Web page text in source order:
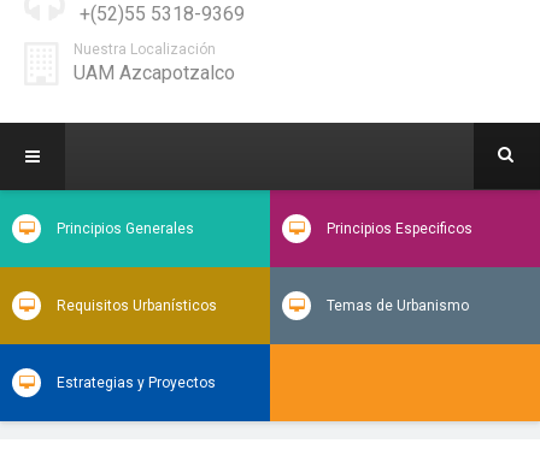
+(52)55 5318-9369
Nuestra Localización
UAM Azcapotzalco
Principios Generales Principios Especificos
Requisitos Urbanísticos Temas de Urbanismo
Estrategias y Proyectos